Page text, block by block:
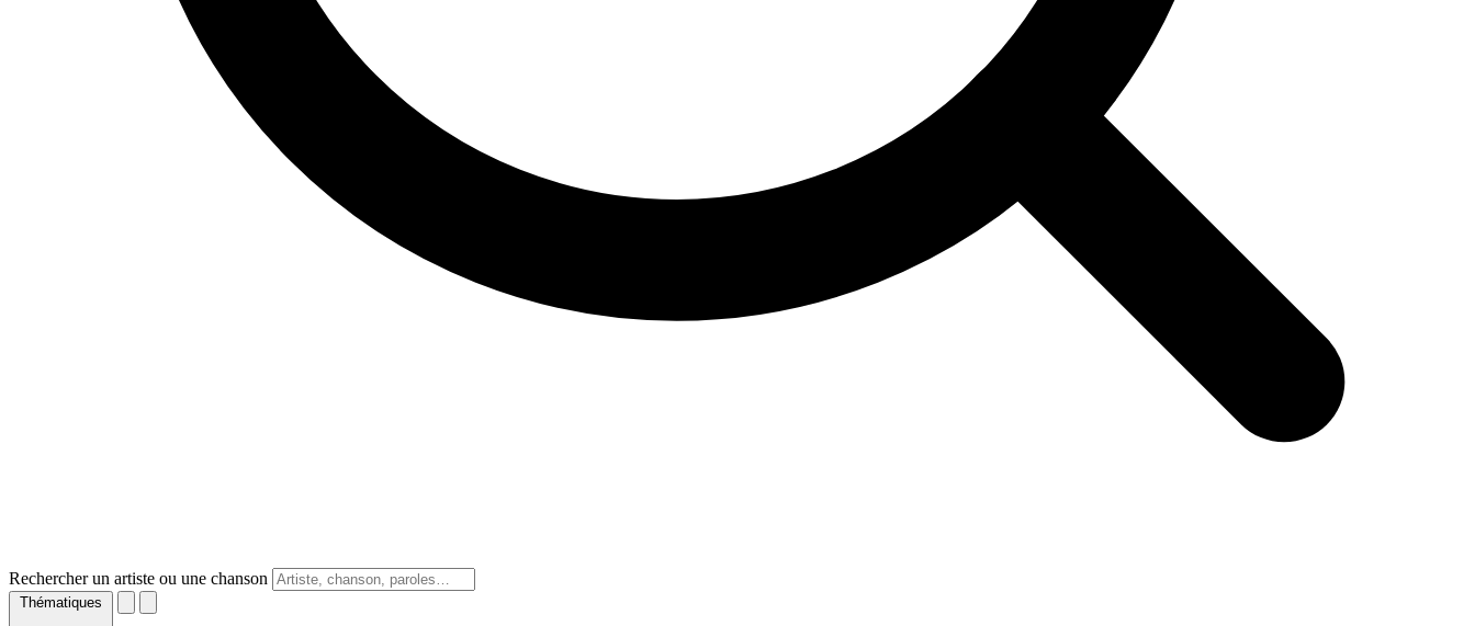
Rechercher un artiste ou une chanson
Thématiques